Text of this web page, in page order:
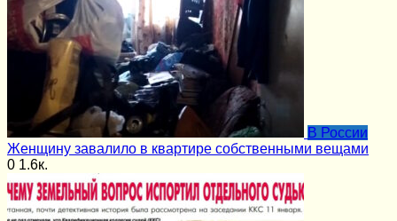
В России
Женщину завалило в квартире собственными вещами
0 1.6к.